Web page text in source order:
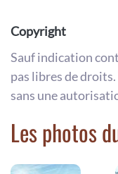
Copyright
Sauf indication
pas libres de
sans une
Les photos